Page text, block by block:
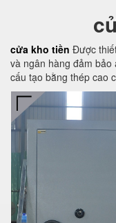
cửa kho tiền Được
và ngân hàng đảm
cấu tạo bằng thép cao